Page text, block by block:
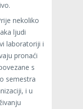
nekoliko
ljudi
laboratoriji i
pronaći
s
semestra
i u